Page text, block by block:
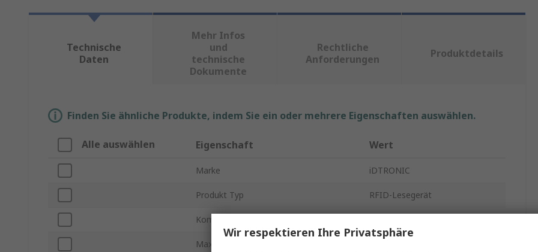
Technische
Daten
Mehr Infos
und
technische
Dokumente
Rechtliche
Anforderungen
Produktdetails
Finden Sie ähnliche Produkte, indem Sie ein oder mehrere Eigenschaften auswählen.
Alle auswählen Eigenschaft Wert
Marke iDTRONIC
Produkt Typ RFID-Lesegerät
Komponententyp
Maximale RF-Datenrate
Wir respektieren Ihre Privatsphäre